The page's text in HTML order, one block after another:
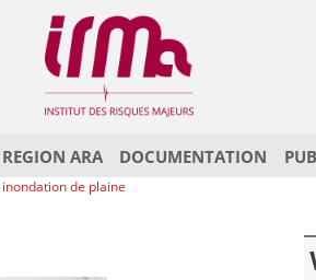
REGION ARA DOCUMENTATION
inondation de plaine